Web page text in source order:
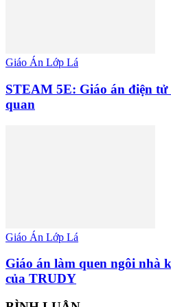
Giáo Án Lớp Lá
STEAM 5E: Giáo án điện tử
quan
Giáo Án Lớp Lá
Giáo án làm quen ngôi nhà
của TRUDY